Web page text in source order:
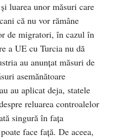
luarea unor măsuri care
că nu vor rămâne
de migratori, în cazul în
a UE cu Turcia nu dă
au anunţat măsuri de
asemănătoare
au aplicat deja, statele
reluarea controalelor
singură în faţa
face faţă. De aceea,